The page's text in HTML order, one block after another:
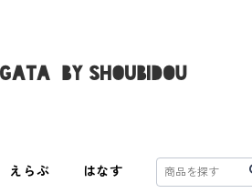
えらぶ はなす